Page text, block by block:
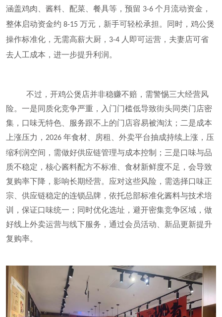
涵盖鸡肉、酱料、配菜、餐具等，预留 3-6 个月流动资金，
整体启动资金约 8-15 万元，新手可轻松承担。同时，鸡公煲
操作标准化，无需高薪大厨， 3-4 人即可运营，夫妻店可省
去人工成本，进一步提升利润。
不过，开鸡公煲店并非稳赚不赔，需警惕三大经营风
险。一是同质化竞争严重，入门门槛低导致街头同类门店密
集，口味无特色、服务跟不上的门店容易被淘汰；二是成本
上涨压力， 2026 年食材、房租、外卖平台抽成持续上涨，压
缩利润空间，需做好供应链管理与成本控制；三是口味与品
质不稳定，核心酱料配方不标准、食材新鲜度不足，会导致
复购率下降，影响长期经营。应对这些风险，需选择口味正
宗、供应链稳定的连锁品牌，依托总部标准化酱料与技术培
训，保证口味统一；同时优化选址，避开密集竞争区域，做
好线上外卖运营与线下服务，通过会员活动、新品更新提升
复购率。